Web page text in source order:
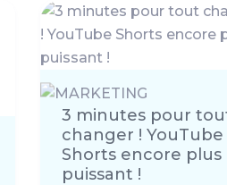
3 minutes pour
changer ! YouTube
Shorts encore plus
puissant !